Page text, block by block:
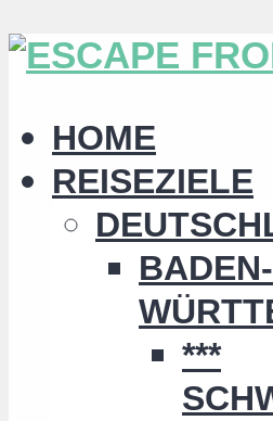
HOME
REISEZIELE
BADEN-
***